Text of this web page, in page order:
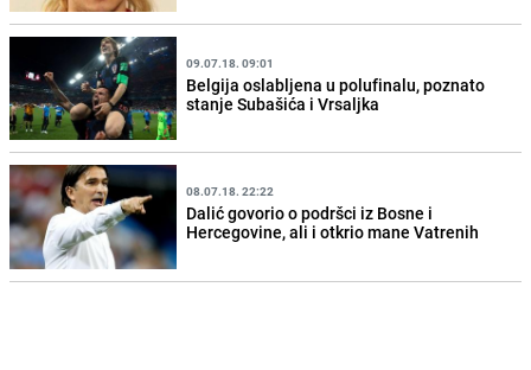
09.07.18. 09:01
Belgija oslabljena u polufinalu, poznato
stanje Subašića i Vrsaljka
08.07.18. 22:22
Dalić govorio o podršci iz Bosne i
Hercegovine, ali i otkrio mane Vatrenih